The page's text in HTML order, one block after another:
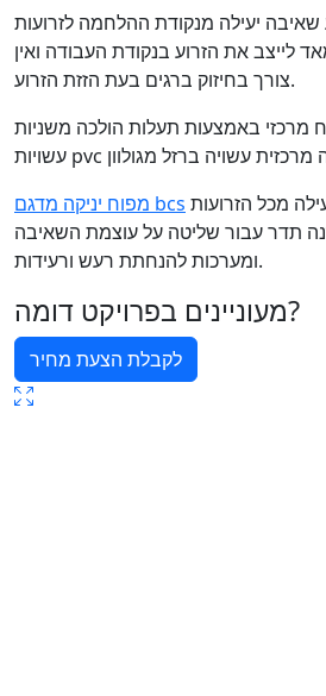
שאיבה יעילה מנקודת ההלחמה לזרועות
לייצב את הזרוע בנקודת העבודה ואין
צורך בחיזוק ברגים בעת הזזת הזרוע.
מרכזי באמצעות תעלות הולכה משניות
מפוח יניקה מדגם bcs
תדר עבור שליטה על עוצמת השאיבה
ומערכות להנחתת רעש ורעידות.
מעוניינים בפרויקט דומה?
לקבלת הצעת מחיר